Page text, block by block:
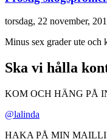
torsdag, 22 november,
Minus sex grader ute och
Ska vi hålla
KOM OCH HÄNG PÅ
@lalinda
HAKA PÅ MIN